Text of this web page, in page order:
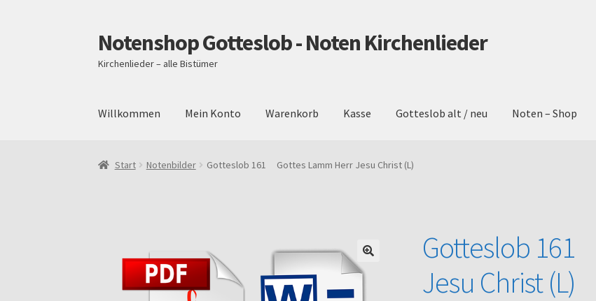
Zur
Navigation
springen
Zum
Inhalt
springen
Notenshop Gotteslob - Noten Kirchenlieder
Kirchenlieder – alle Bistümer
Willkommen Mein Konto Warenkorb Kasse Gotteslob alt / neu Noten – Shop
Start AGB Blog Cookie-Richtlinie (EU) Datenschutz Gotteslob alt / neu
Start Notenbilder Gotteslob 161 Gottes Lamm Herr Jesu Christ (L)
Gotteslob 161
Jesu Christ (L)